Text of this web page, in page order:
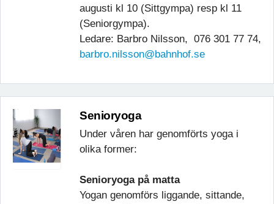
augusti kl 10 (Sittgympa) resp kl 11
(Seniorgympa).
Ledare: Barbro Nilsson, 076 301 77 74,
barbro.nilsson@bahnhof.se
Senioryoga
Under våren har genomförts yoga i
olika former:
Senioryoga på matta
Yogan genomförs liggande, sittande,